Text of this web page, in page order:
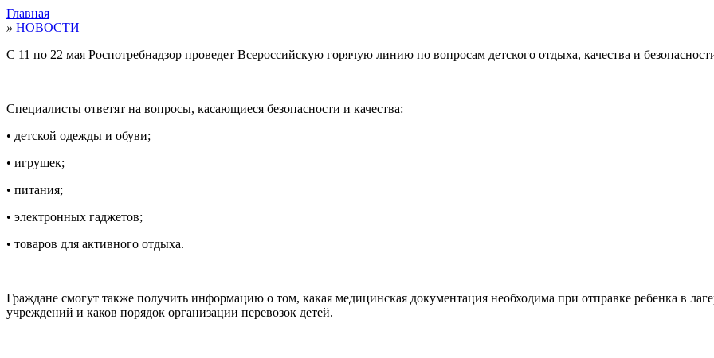
Главная
» НОВОСТИ
С 11 по 22 мая Роспотребнадзор проведет Всероссийскую горячую линию по вопросам детского отдыха, качества и
Специалисты ответят на вопросы, касающиеся безопасности и качества:
• детской одежды и обуви;
• игрушек;
• питания;
• электронных гаджетов;
• товаров для активного отдыха.
Граждане смогут также получить информацию о том, какая медицинская документация необходима при отправке ребенка в
учреждений и каков порядок организации перевозок детей.